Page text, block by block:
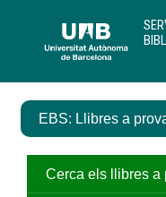
contingut
EBS: Llibres a
Cerca els llibres a